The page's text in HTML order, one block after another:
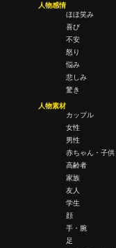
人物感情
ほほ笑み
喜び
不安
怒り
悩み
悲しみ
驚き
人物素材
カップル
女性
男性
赤ちゃん・子供
高齢者
家族
友人
学生
顔
手・腕
足